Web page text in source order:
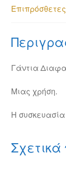
Γάντια
Μιας χρήση.
Η
Σχετικά